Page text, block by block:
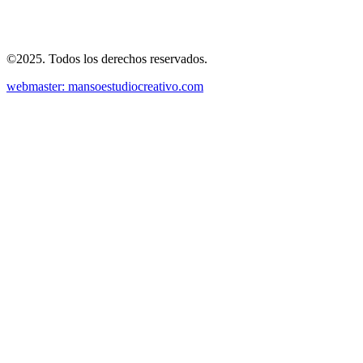
©2025. Todos los derechos reservados.
webmaster: mansoestudiocreativo.com